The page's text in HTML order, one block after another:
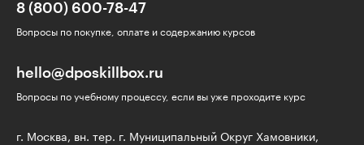
8 (800) 600-78-47
Вопросы по покупке, оплате и содержанию курсов
hello@dposkillbox.ru
Вопросы по учебному процессу, если вы уже проходите курс
г. Москва, вн. тер. г. Муниципальный Округ Хамовники,